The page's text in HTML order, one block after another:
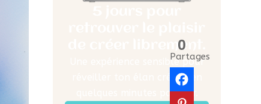
0
Partages
créer librement.
Une expérience sensible pour
réveiller ton élan créatif en
quelques minutes par jour.